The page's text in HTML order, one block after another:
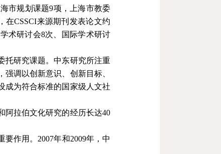
市规划课题9项，上海市教委
在CSSCI来源期刊发表论文约
术研讨会8次、国际学术研讨
托研究课题。中东研究所注重
调以创新意识、创新目标、
成为符合标准的国家级人文社
阿拉伯文化研究的经历长达40
作用。 2007年和2009年，中